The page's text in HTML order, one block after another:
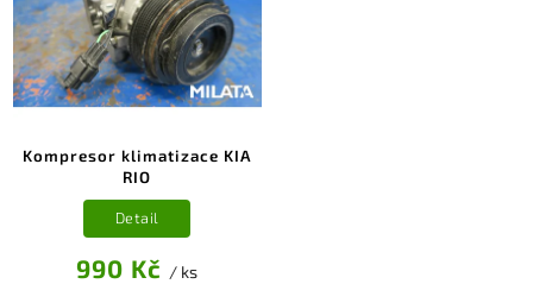
Kompresor klimatizace KIA
RIO
990 Kč / ks
Detail